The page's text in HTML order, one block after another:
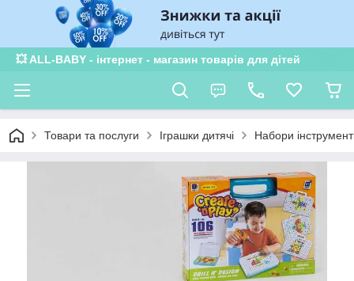
💥 ALL-BABY - інтернет - магазин товарів для дітей
Товари та послуги Іграшки дитячі Набори